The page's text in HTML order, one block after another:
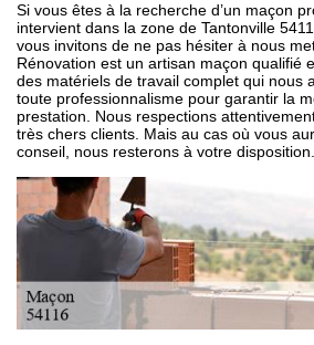
Si vous êtes à la recherche d’un maçon
intervient dans la zone de Tantonville
vous invitons de ne pas hésiter à nous
Rénovation est un artisan maçon qualifié
des matériels de travail complet qui nous
toute professionnalisme pour garantir la
prestation. Nous respections
très chers clients. Mais au cas où vous
conseil, nous resterons à votre disposition.